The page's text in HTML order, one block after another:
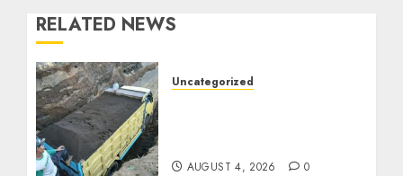
RELATED NEWS
Uncategorized
AUGUST 4, 2026 0